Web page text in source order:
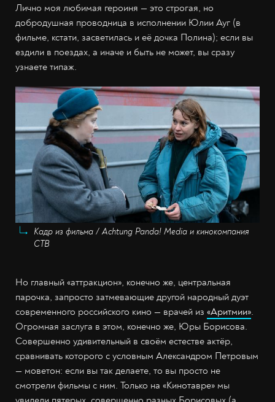
Лично моя любимая героиня — это строгая, но
добродушная проводница в исполнении Юлии Ауг (в
фильме, кстати, засветилась и её дочка Полина); если вы
ездили в поездах, а иначе и быть не может, вы сразу
узнаете типаж.
Кадр из фильма / Achtung Panda! Media и кинокомпания
СТВ
Но главный «аттракцион», конечно же, центральная
парочка, запросто затмевающие другой народный дуэт
современного российского кино — врачей из «Аритмии».
Огромная заслуга в этом, конечно же, Юры Борисова.
Совершенно удивительный в своём естестве актёр,
сравнивать которого с условным Александром Петровым
— моветон: если вы так делаете, то вы просто не
смотрели фильмы с ним. Только на «Кинотавре» мы